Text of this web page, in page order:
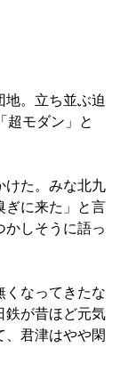
地。立ち並ぶ迫
超モダン」と
けた。みな北九
ぎに来た」と言
かしそうに語っ
くなってきたな
が昔ほど元気
、君津はやや閑